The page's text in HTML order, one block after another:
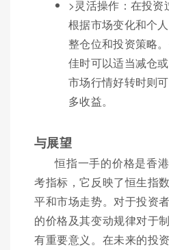
>灵活操作：在投资
根据市场变化和个
整仓位和投资策略
佳时可以适当减仓
市场行情好转时则
多收益。
与展望
恒指一手的价格是香
考指标，它反映了恒生指
平和市场走势。对于投资
的价格及其变动规律对于
有重要意义。在未来的投